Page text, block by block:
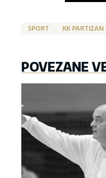
SPORT KK PARTIZAN
POVEZANE